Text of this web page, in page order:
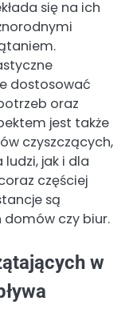
się na ich
dostosować
oraz
jest także
czyszczących,
jak i dla
częściej
są
czy biur.
w